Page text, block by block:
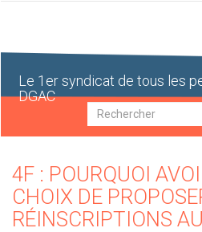
Le 1er syndicat de tous les
DGAC
Recherche
4F : POURQUOI
CHOIX DE
RÉINSCRIPTIONS